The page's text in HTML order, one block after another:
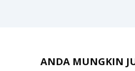
ANDA MUNGKIN